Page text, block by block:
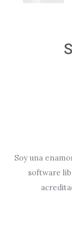
Soy una
software